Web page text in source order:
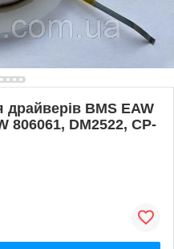
BMS EAW
806061, DM2522, CP-